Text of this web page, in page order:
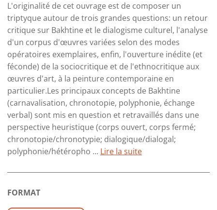
L'originalité de cet ouvrage est de composer un
triptyque autour de trois grandes questions: un retour
critique sur Bakhtine et le dialogisme culturel, l'analyse
d'un corpus d'œuvres variées selon des modes
opératoires exemplaires, enfin, l'ouverture inédite (et
féconde) de la sociocritique et de l'ethnocritique aux
œuvres d'art, à la peinture contemporaine en
particulier.Les principaux concepts de Bakhtine
(carnavalisation, chronotopie, polyphonie, échange
verbal) sont mis en question et retravaillés dans une
perspective heuristique (corps ouvert, corps fermé;
chronotopie/chronotypie; dialogique/dialogal;
polyphonie/hétéropho ... Lire la suite
FORMAT